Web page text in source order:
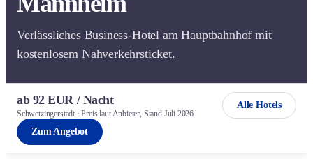
Verlässliches Business-Hotel am Hauptbahnhof mit
kostenlosem Nahverkehrsticket.
ab 92 EUR / Nacht
Schwetzingerstadt · Preis laut Anbieter, Stand Juli 2026
Alle Hotels
Zum Angebot